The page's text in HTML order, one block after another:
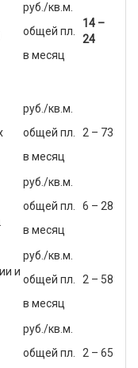
руб./кв.м.
общей пл.
в месяц
14 –
24
руб./кв.м.
общей пл.
в месяц
2 – 73
руб./кв.м.
общей пл.
в месяц
6 – 28
и
руб./кв.м.
общей пл.
в месяц
2 – 58
руб./кв.м.
общей пл.
2 – 65